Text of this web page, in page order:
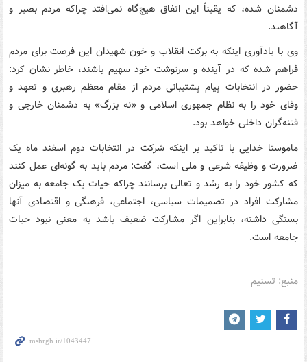
دشمنان شده، که یقیناً این اتفاق هیچ‌گاه نمی‌افتد چراکه مردم بصیر و
آگاهند.
وی با یادآوری اینکه به برکت انقلاب و خون شهیدان این فرصت برای مردم
فراهم شده که در آینده و سرنوشت خود سهیم باشند، خاطر نشان کرد:
حضور در انتخابات پیام پشتیبانی مردم از مقام معظم رهبری و تعهد و
وفای خود را به نظام جمهوری اسلامی و «نه بزرگ» به دشمنان خارجی و
فتنه‌گران داخلی خواهد بود.
ماموستا خدایی با تاکید بر اینکه شرکت در انتخابات دوم اسفند ماه یک
ضرورت و وظیفه شرعی و ملی است، گفت: مردم باید به گونه‌ای عمل کنند
که کشور خود را به رشد و تعالی برسانند چراکه حیات یک جامعه به میزان
مشارکت افراد در تصمیمات سیاسی، اجتماعی، فرهنگی و اقتصادی آنها
بستگی داشته، بنابراین اگر مشارکت ضعیف باشد به معنی نبود حیات
جامعه است.
منبع: تسنیم